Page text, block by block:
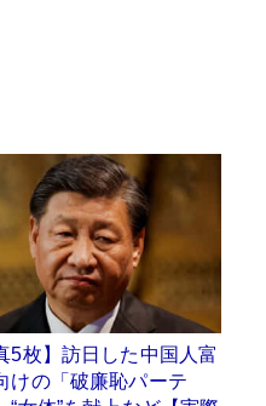
5枚】訪日した中国人富
けの「破廉恥パーテ